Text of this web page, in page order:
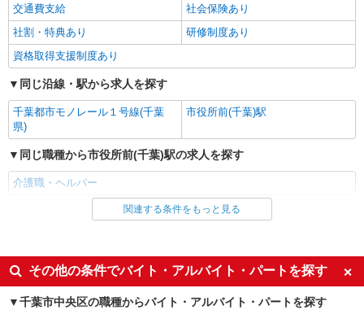
【時給】1,340円〜1,420円 ▼給与詳細 処遇改
善手当：200〜220円/時 夜勤手当:6,000円/回 ▼下
記別途支給 通勤手当 年末年始手当：380円/時 昇
給あり：年1回（4月） 寸志あり：年2回（6月・12
月） ※業績による ※処遇改善手当は試用期間中(3
ヶ月)は支給なし
千葉県千葉市中央区大森町250-1
キープ
派遣社員
株式会社トラストグロース 新宿本社 第1営業部
住宅型有料老人ホームでの介護士
時給：1500円〜1800円 ※資格や経験などによ
千葉県千葉市中央区
職業紹介
株式会社kotrio /●SW-S-2078001
交通費支給
社会保険あり
社割・特典あり
研修制度あり
資格取得支援制度あり
同じ沿線・駅から求人を探す
千葉都市モノレール１号線(千葉
県)
市役所前(千葉)駅
同じ職種から市役所前(千葉)駅の求人を探す
介護職・ヘルパー
同じ雇用形態から市役所前(千葉)駅の求人を探す
派遣社員
同じ特徴から市役所前(千葉)駅の求人を探す
関連する条件をもっと見る
その他の条件でバイト・アルバイト・パートを探す
千葉市中央区の職種からバイト・アルバイト・パートを探す